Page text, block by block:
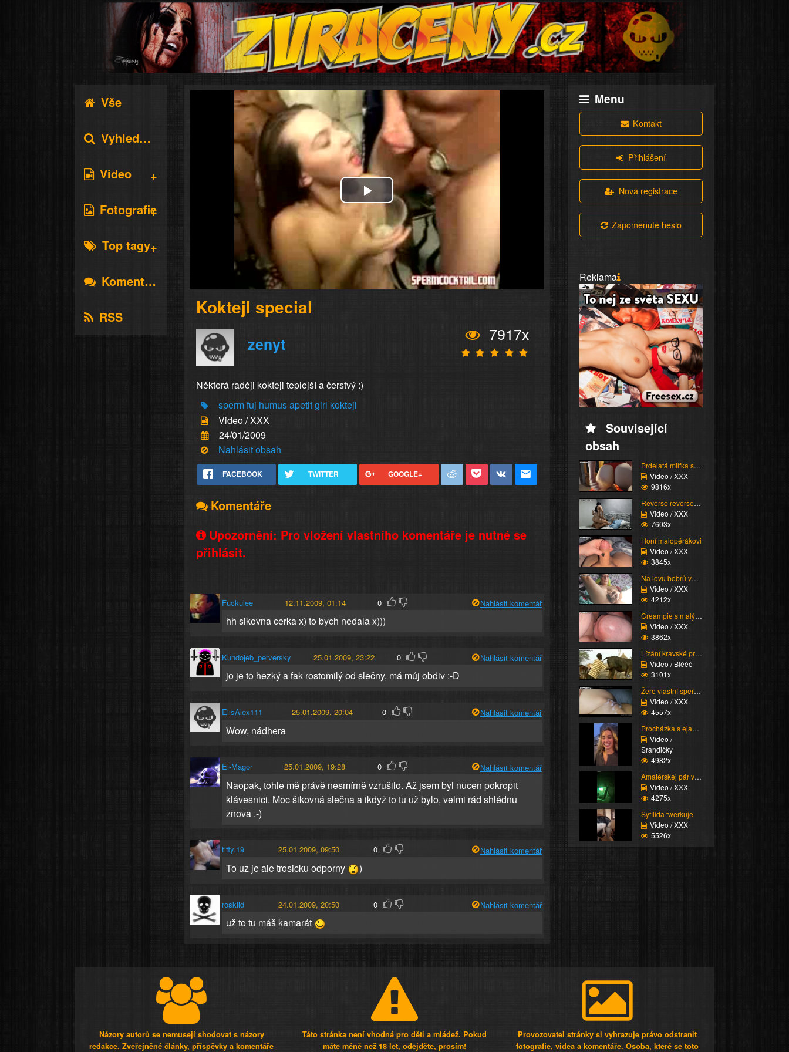
Vše
Vyhledávání
Video
Fotografie
Top tagy
Komentáře
RSS
Play
Video
Koktejl special
zenyt
7917x
Některá raději koktejl teplejší a čerstvý :)
spermfuj humusapetitgirl koktejl
Video / XXX
24/01/2009
Nahlásit obsah
FACEBOOK TWITTER GOOGLE+
Komentáře
Upozornění: Pro vložení vlastního komentáře je nutné se
přihlásit.
Fuckulee 12.11.2009, 01:14 0 Nahlásit komentář
hh sikovna cerka x) to bych nedala x)))
Kundojeb_perversky 25.01.2009, 23:22 0 Nahlásit komentář
jo je to hezký a fak rostomilý od slečny, má můj obdiv :-D
ElisAlex111 25.01.2009, 20:04 0 Nahlásit komentář
Wow, nádhera
El-Magor 25.01.2009, 19:28 0 Nahlásit komentář
Naopak, tohle mě právě nesmírně vzrušilo. Až jsem byl nucen pokropit
klávesnici. Moc šikovná slečna a ikdyž to tu už bylo, velmi rád shlédnu
znova .-)
tiffy.19 25.01.2009, 09:50 0 Nahlásit komentář
To uz je ale trosicku odporny )
roskild 24.01.2009, 20:50 0 Nahlásit komentář
už to tu máš kamarát
Menu
Kontakt
Přihlášení
Nová registrace
Zapomenuté heslo
Reklama
Související
obsah
Prdelatá milfka si ose...
Video / XXX
9816x
Reverse reverse cowgir...
Video / XXX
7603x
Honí malopérákovi
Video / XXX
3845x
Na lovu bobrů vol.74
Video / XXX
4212x
Creampie s malým chuje...
Video / XXX
3862x
Lízání kravské prdele
Video / Blééé
3101x
Žere vlastní sperma
Video / XXX
4557x
Procházka s ejakulátem
Video /
Srandičky
4982x
Amatérskej pár v poste...
Video / XXX
4275x
Syfilída twerkuje
Video / XXX
5526x
Názory autorů se nemusejí shodovat s názory
redakce. Zveřejněné články, příspěvky a komentáře
Táto stránka není vhodná pro děti a mládež. Pokud
máte méně než 18 let, odejděte, prosím!
Provozovatel stránky si vyhrazuje právo odstranit
fotografie, videa a komentáře. Osoba, které se toto